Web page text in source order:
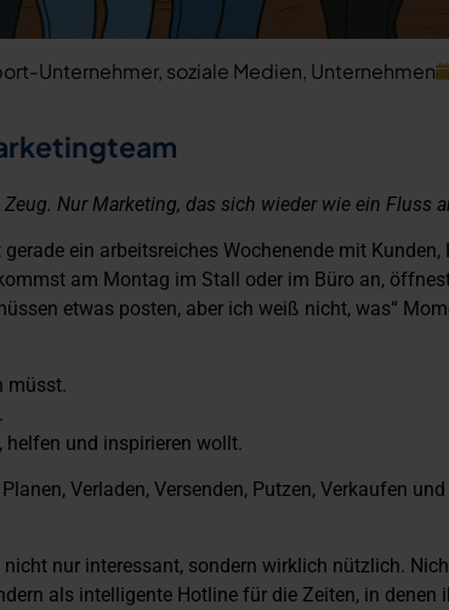
Unternehmer, soziale Medien, Unternehmen
Nur Marketing, das sich wieder wie ein Fluss
ein arbeitsreiches Wochenende mit Kunden,
am Montag im Stall oder im Büro an,
etwas posten, aber ich weiß nicht, was“
müsst.
helfen und inspirieren wollt.
Verladen, Versenden, Putzen, Verkaufen
nur interessant, sondern wirklich nützlich.
als intelligente Hotline für die Zeiten, in denen